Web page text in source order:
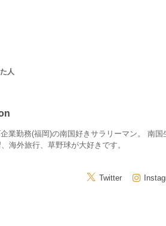
人
業勤務(福岡)の南国好きサラリーマン。 南
海外旅行、草野球が大好きです。
Twitter